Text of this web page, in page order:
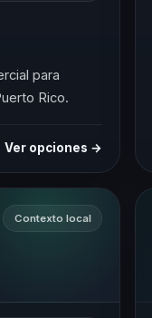
para
Rico.
Ver opciones →
Contexto local